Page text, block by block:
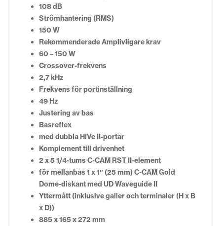
108 dB
Strömhantering (RMS)
150 W
Rekommenderade Amplivligare krav
60 – 150 W
Crossover-frekvens
2,7 kHz
Frekvens för portinställning
49 Hz
Justering av bas
Basreflex
med dubbla HiVe II-portar
Komplement till drivenhet
2 x 5 1/4-tums C-CAM RST II-element
för mellanbas 1 x 1″ (25 mm) C-CAM Gold
Dome-diskant med UD Waveguide II
Yttermått (inklusive galler och terminaler (H x B
x D))
885 x 165 x 272 mm